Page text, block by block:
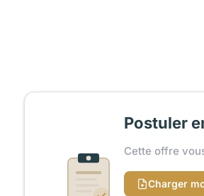
Postuler
Cette offre
Charger